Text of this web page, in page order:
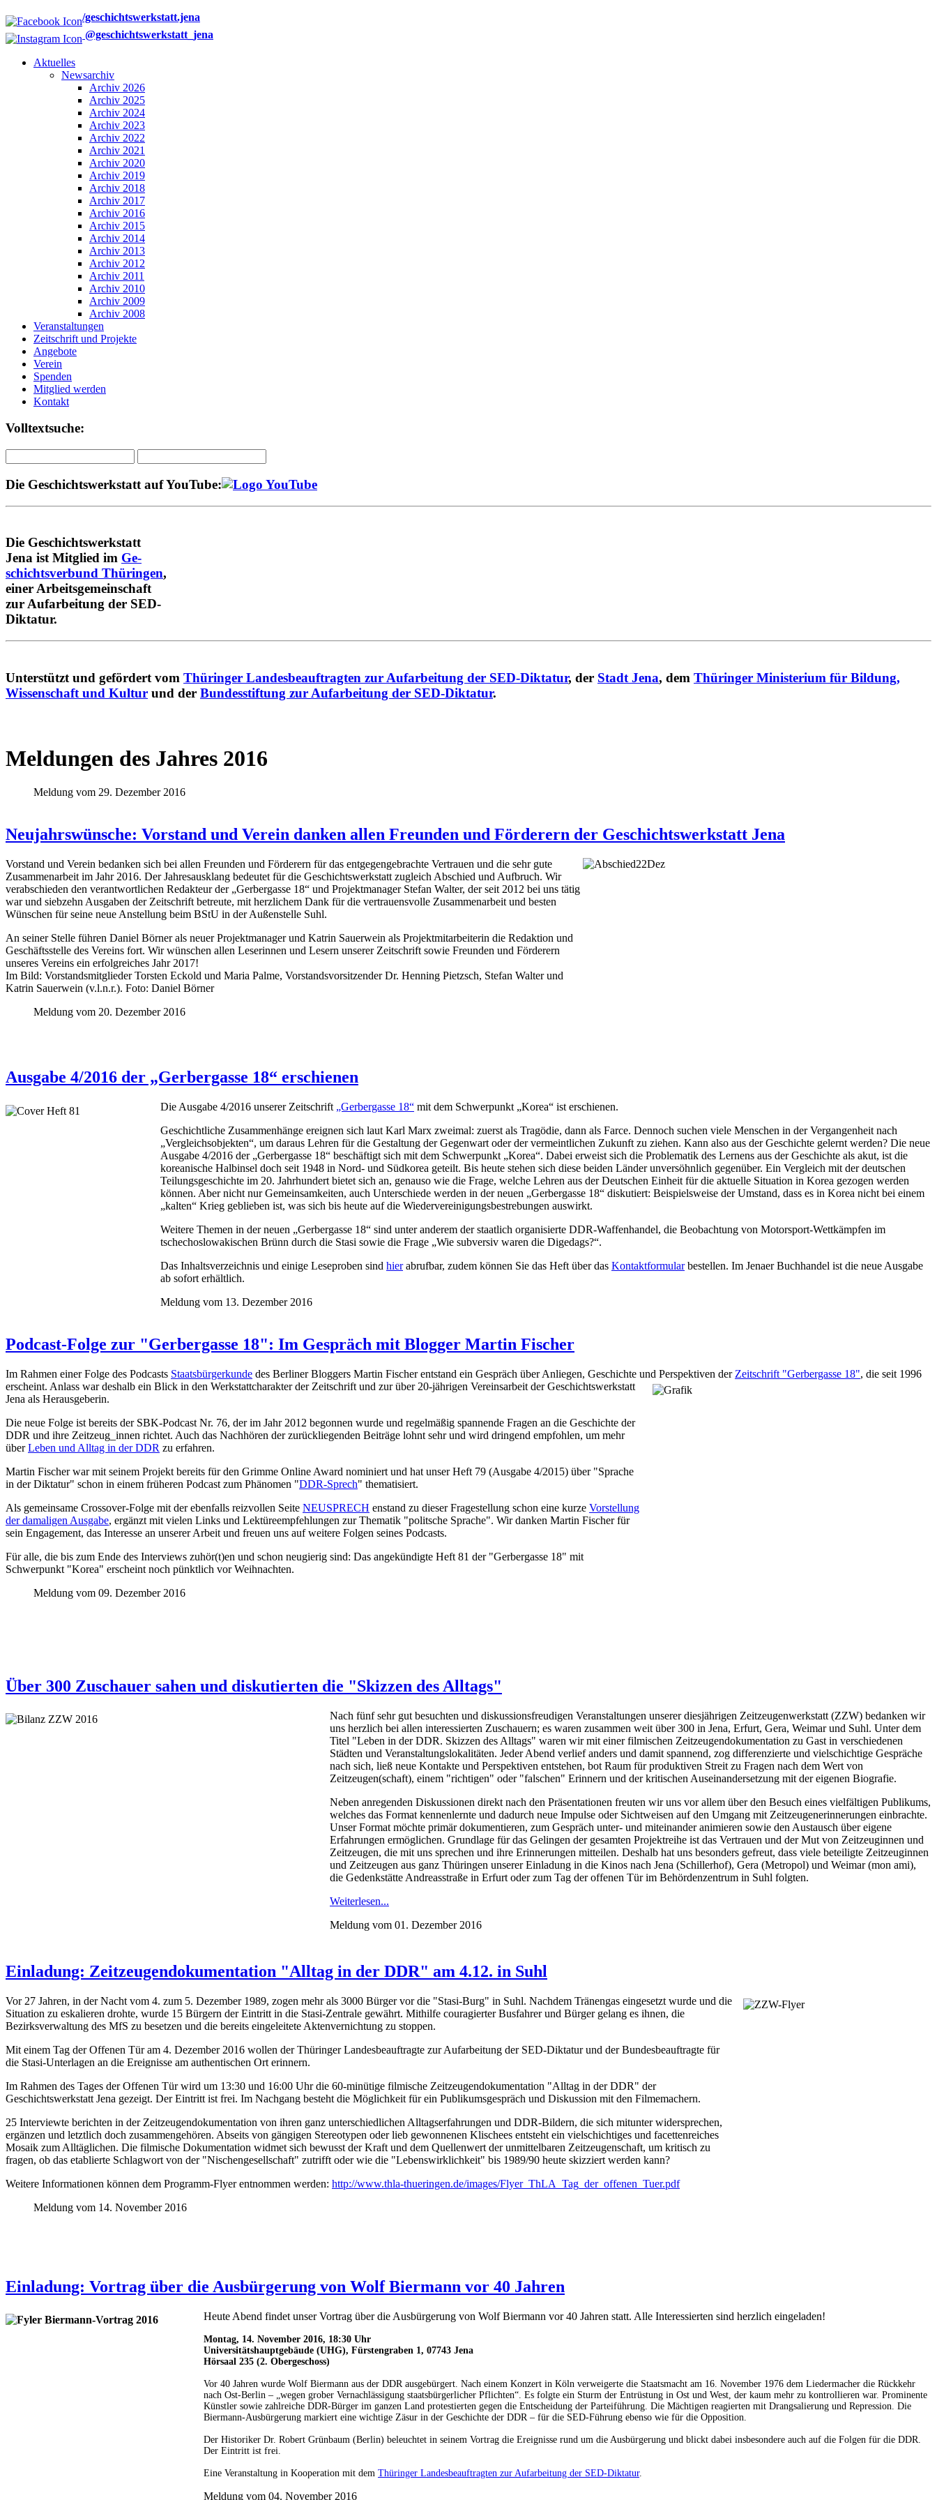
/geschichtswerkstatt.jena
@geschichtswerkstatt_jena
Aktuelles
Newsarchiv
Archiv 2026
Archiv 2025
Archiv 2024
Archiv 2023
Archiv 2022
Archiv 2021
Archiv 2020
Archiv 2019
Archiv 2018
Archiv 2017
Archiv 2016
Archiv 2015
Archiv 2014
Archiv 2013
Archiv 2012
Archiv 2011
Archiv 2010
Archiv 2009
Archiv 2008
Veranstaltungen
Zeitschrift und Projekte
Angebote
Verein
Spenden
Mitglied werden
Kontakt
Volltextsuche:
Die Geschichtswerkstatt auf YouTube:
Die Geschichtswerkstatt
Jena ist Mitglied im Ge-
schichtsverbund Thüringen,
einer Arbeitsgemeinschaft
zur Aufarbeitung der SED-
Diktatur.
Unterstützt und gefördert vom Thüringer Landesbeauftragten zur Aufarbeitung der SED-Diktatur, der Stadt Jena, dem Thüringer Ministerium für Bildung,
Wissenschaft und Kultur und der Bundesstiftung zur Aufarbeitung der SED-Diktatur.
Meldungen des Jahres 2016
Meldung vom 29. Dezember 2016
Neujahrswünsche: Vorstand und Verein danken allen Freunden und Förderern der Geschichtswerkstatt Jena
Vorstand und Verein bedanken sich bei allen Freunden und Förderern für das entgegengebrachte Vertrauen und die sehr gute
Zusammenarbeit im Jahr 2016. Der Jahresausklang bedeutet für die Geschichtswerkstatt zugleich Abschied und Aufbruch. Wir
verabschieden den verantwortlichen Redakteur der „Gerbergasse 18“ und Projektmanager Stefan Walter, der seit 2012 bei uns tätig
war und siebzehn Ausgaben der Zeitschrift betreute, mit herzlichem Dank für die vertrauensvolle Zusammenarbeit und besten
Wünschen für seine neue Anstellung beim BStU in der Außenstelle Suhl.
An seiner Stelle führen Daniel Börner als neuer Projektmanager und Katrin Sauerwein als Projektmitarbeiterin die Redaktion und
Geschäftsstelle des Vereins fort. Wir wünschen allen Leserinnen und Lesern unserer Zeitschrift sowie Freunden und Förderern
unseres Vereins ein erfolgreiches Jahr 2017!
Im Bild: Vorstandsmitglieder Torsten Eckold und Maria Palme, Vorstandsvorsitzender Dr. Henning Pietzsch, Stefan Walter und
Katrin Sauerwein (v.l.n.r.). Foto: Daniel Börner
Meldung vom 20. Dezember 2016
Ausgabe 4/2016 der „Gerbergasse 18“ erschienen
Die Ausgabe 4/2016 unserer Zeitschrift „Gerbergasse 18“ mit dem Schwerpunkt „Korea“ ist erschienen.
Geschichtliche Zusammenhänge ereignen sich laut Karl Marx zweimal: zuerst als Tragödie, dann als Farce. Dennoch suchen viele Menschen in der Vergangenheit nach
„Vergleichsobjekten“, um daraus Lehren für die Gestaltung der Gegenwart oder der vermeintlichen Zukunft zu ziehen. Kann also aus der Geschichte gelernt werden? Die neue
Ausgabe 4/2016 der „Gerbergasse 18“ beschäftigt sich mit dem Schwerpunkt „Korea“. Dabei erweist sich die Problematik des Lernens aus der Geschichte als akut, ist die
koreanische Halbinsel doch seit 1948 in Nord- und Südkorea geteilt. Bis heute stehen sich diese beiden Länder unversöhnlich gegenüber. Ein Vergleich mit der deutschen
Teilungsgeschichte im 20. Jahrhundert bietet sich an, genauso wie die Frage, welche Lehren aus der Deutschen Einheit für die aktuelle Situation in Korea gezogen werden
können. Aber nicht nur Gemeinsamkeiten, auch Unterschiede werden in der neuen „Gerbergasse 18“ diskutiert: Beispielsweise der Umstand, dass es in Korea nicht bei einem
„kalten“ Krieg geblieben ist, was sich bis heute auf die Wiedervereinigungsbestrebungen auswirkt.
Weitere Themen in der neuen „Gerbergasse 18“ sind unter anderem der staatlich organisierte DDR-Waffenhandel, die Beobachtung von Motorsport-Wettkämpfen im
tschechoslowakischen Brünn durch die Stasi sowie die Frage „Wie subversiv waren die Digedags?“.
Das Inhaltsverzeichnis und einige Leseproben sind hierabrufbar, zudem können Sie das Heft über das Kontaktformularbestellen. Im Jenaer Buchhandel ist die neue Ausgabe
ab sofort erhältlich.
Meldung vom 13. Dezember 2016
Podcast-Folge zur "Gerbergasse 18": Im Gespräch mit Blogger Martin Fischer
Im Rahmen einer Folge des Podcasts Staatsbürgerkunde des Berliner Bloggers Martin Fischer entstand ein Gespräch über Anliegen, Geschichte und Perspektiven der Zeitschrift "Gerbergasse 18", die seit 1996
erscheint. Anlass war deshalb ein Blick in den Werkstattcharakter der Zeitschrift und zur über 20-jährigen Vereinsarbeit der Geschichtswerkstatt
Jena als Herausgeberin.
Die neue Folge ist bereits der SBK-Podcast Nr. 76, der im Jahr 2012 begonnen wurde und regelmäßig spannende Fragen an die Geschichte der
DDR und ihre Zeitzeug_innen richtet. Auch das Nachhören der zurückliegenden Beiträge lohnt sehr und wird dringend empfohlen, um mehr
überLeben und Alltag in der DDR zu erfahren.
Martin Fischer war mit seinem Projekt bereits für den Grimme Online Award nominiert und hat unser Heft 79 (Ausgabe 4/2015) über "Sprache
in der Diktatur" schon in einem früheren Podcast zum Phänomen "DDR-Sprech" thematisiert.
Als gemeinsame Crossover-Folge mit der ebenfalls reizvollen Seite NEUSPRECH enstand zu dieser Fragestellung schon eine kurze Vorstellung
der damaligen Ausgabe, ergänzt mit vielen Links und Lektüreempfehlungen zur Thematik "politsche Sprache". Wir danken Martin Fischer für
sein Engagement, das Interesse an unserer Arbeit und freuen uns auf weitere Folgen seines Podcasts.
Für alle, die bis zum Ende des Interviews zuhör(t)en und schon neugierig sind: Das angekündigte Heft 81 der "Gerbergasse 18" mit
Schwerpunkt "Korea" erscheint noch pünktlich vor Weihnachten.
Meldung vom 09. Dezember 2016
Über 300 Zuschauer sahen und diskutierten die "Skizzen des Alltags"
Nach fünf sehr gut besuchten und diskussionsfreudigen Veranstaltungen unserer diesjährigen Zeitzeugenwerkstatt (ZZW) bedanken wir
uns herzlich bei allen interessierten Zuschauern; es waren zusammen weit über 300 in Jena, Erfurt, Gera, Weimar und Suhl. Unter dem
Titel "Leben in der DDR. Skizzen des Alltags" waren wir mit einer filmischen Zeitzeugendokumentation zu Gast in verschiedenen
Städten und Veranstaltungslokalitäten. Jeder Abend verlief anders und damit spannend, zog differenzierte und vielschichtige Gespräche
nach sich, ließ neue Kontakte und Perspektiven entstehen, bot Raum für produktiven Streit zu Fragen nach dem Wert von
Zeitzeugen(schaft), einem "richtigen" oder "falschen" Erinnern und der kritischen Auseinandersetzung mit der eigenen Biografie.
Neben anregenden Diskussionen direkt nach den Präsentationen freuten wir uns vor allem über den Besuch eines vielfältigen Publikums,
welches das Format kennenlernte und dadurch neue Impulse oder Sichtweisen auf den Umgang mit Zeitzeugenerinnerungen einbrachte.
Unser Format möchte primär dokumentieren, zum Gespräch unter- und miteinander animieren sowie den Austausch über eigene
Erfahrungen ermöglichen. Grundlage für das Gelingen der gesamten Projektreihe ist das Vertrauen und der Mut von Zeitzeuginnen und
Zeitzeugen, die mit uns sprechen und ihre Erinnerungen mitteilen. Deshalb hat uns besonders gefreut, dass viele beteiligte Zeitzeuginnen
und Zeitzeugen aus ganz Thüringen unserer Einladung in die Kinos nach Jena (Schillerhof), Gera (Metropol) und Weimar (mon ami),
die Gedenkstätte Andreasstraße in Erfurt oder zum Tag der offenen Tür im Behördenzentrum in Suhl folgten.
Weiterlesen...
Meldung vom 01. Dezember 2016
Einladung: Zeitzeugendokumentation "Alltag in der DDR" am 4.12. in Suhl
Vor 27 Jahren, in der Nacht vom 4. zum 5. Dezember 1989, zogen mehr als 3000 Bürger vor die "Stasi-Burg" in Suhl. Nachdem Tränengas eingesetzt wurde und die
Situation zu eskalieren drohte, wurde 15 Bürgern der Eintritt in die Stasi-Zentrale gewährt. Mithilfe couragierter Busfahrer und Bürger gelang es ihnen, die
Bezirksverwaltung des MfS zu besetzen und die bereits eingeleitete Aktenvernichtung zu stoppen.
Mit einem Tag der Offenen Tür am 4. Dezember 2016 wollen der Thüringer Landesbeauftragte zur Aufarbeitung der SED-Diktatur und der Bundesbeauftragte für
die Stasi-Unterlagen an die Ereignisse am authentischen Ort erinnern.
Im Rahmen des Tages der Offenen Tür wird um 13:30 und 16:00 Uhr die 60-minütige filmische Zeitzeugendokumentation "Alltag in der DDR" der
Geschichtswerkstatt Jena gezeigt. Der Eintritt ist frei. Im Nachgang besteht die Möglichkeit für ein Publikumsgespräch und Diskussion mit den Filmemachern.
25 Interviewte berichten in der Zeitzeugendokumentation von ihren ganz unterschiedlichen Alltagserfahrungen und DDR-Bildern, die sich mitunter widersprechen,
ergänzen und letztlich doch zusammengehören. Abseits von gängigen Stereotypen oder lieb gewonnenen Klischees entsteht ein vielschichtiges und facettenreiches
Mosaik zum Alltäglichen. Die filmische Dokumentation widmet sich bewusst der Kraft und dem Quellenwert der unmittelbaren Zeitzeugenschaft, um kritisch zu
fragen, ob das etablierte Schlagwort von der "Nischengesellschaft" zutrifft oder wie die "Lebenswirklichkeit" bis 1989/90 heute skizziert werden kann?
Weitere Informationen können dem Programm-Flyer entnommen werden: http://www.thla-thueringen.de/images/Flyer_ThLA_Tag_der_offenen_Tuer.pdf
Meldung vom 14. November 2016
Einladung: Vortrag über die Ausbürgerung von Wolf Biermann vor 40 Jahren
Heute Abend findet unser Vortrag über die Ausbürgerung von Wolf Biermann vor 40 Jahren statt. Alle Interessierten sind herzlich eingeladen!
Montag, 14. November 2016, 18:30 Uhr
Universitätshauptgebäude (UHG), Fürstengraben 1, 07743 Jena
Hörsaal 235 (2. Obergeschoss)
Vor 40 Jahren wurde Wolf Biermann aus der DDR ausgebürgert. Nach einem Konzert in Köln verweigerte die Staatsmacht am 16. November 1976 dem Liedermacher die Rückkehr
nach Ost-Berlin – „wegen grober Vernachlässigung staatsbürgerlicher Pflichten“. Es folgte ein Sturm der Entrüstung in Ost und West, der kaum mehr zu kontrollieren war. Prominente
Künstler sowie zahlreiche DDR-Bürger im ganzen Land protestierten gegen die Entscheidung der Parteiführung. Die Mächtigen reagierten mit Drangsalierung und Repression. Die
Biermann-Ausbürgerung markiert eine wichtige Zäsur in der Geschichte der DDR – für die SED-Führung ebenso wie für die Opposition.
Der Historiker Dr. Robert Grünbaum (Berlin) beleuchtet in seinem Vortrag die Ereignisse rund um die Ausbürgerung und blickt dabei insbesondere auch auf die Folgen für die DDR.
Der Eintritt ist frei.
Eine Veranstaltung in Kooperation mit dem Thüringer Landesbeauftragten zur Aufarbeitung der SED-Diktatur.
Meldung vom 04. November 2016